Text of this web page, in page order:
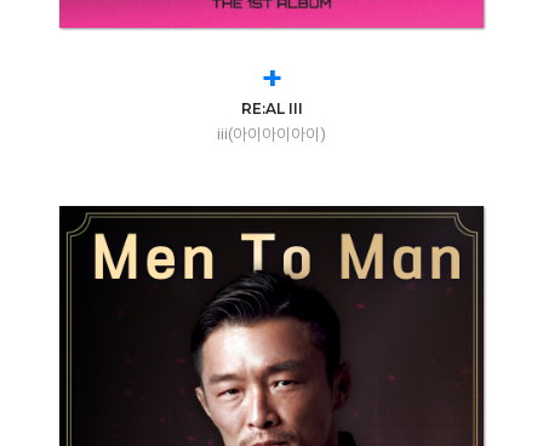
+
RE:AL III
iii(아이아이아이)